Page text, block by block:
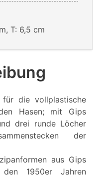
T: 6,5 cm
für die vollplastische
Hasen; mit Gips
drei runde Löcher
der
aus Gips
1950er Jahren